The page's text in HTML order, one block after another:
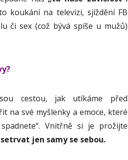
koukání na televizi, sjíždění FB
či sex (což bývá spíše u mužů)
cestou, jak utíkáme před
na své myšlenky a emoce, které
Vnitřně si je prožijte
jen samy se sebou.